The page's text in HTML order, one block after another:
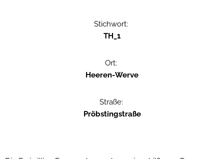
Stichwort:
TH_1
Ort:
Heeren-Werve
Straße:
Pröbstingstraße